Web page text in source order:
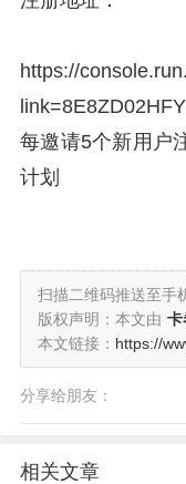
https://
每邀请5个新用户
计划
扫描二维码推送至手
版权声明：本文由 卡
本文链接： https://
分享给朋友：
相关文章